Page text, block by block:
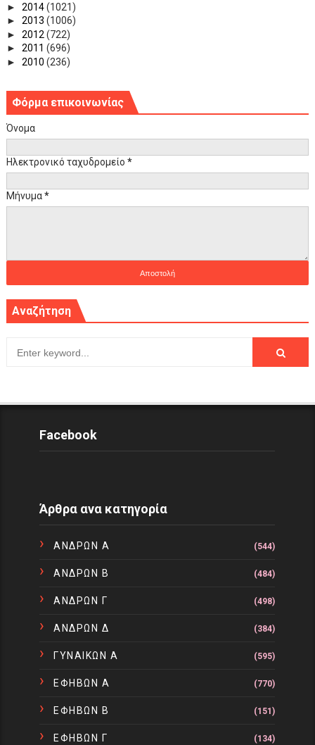
► 2014(1021)
► 2013 (1006)
► 2012 (722)
► 2011 (696)
► 2010 (236)
Φόρμα επικοινωνίας
Όνομα
Ηλεκτρονικό ταχυδρομείο *
Μήνυμα*
Αναζήτηση
Facebook
Άρθρα ανα κατηγορία
ΑΝΔΡΩΝ Α (544)
ΑΝΔΡΩΝ Β (484)
ΑΝΔΡΩΝ Γ (498)
ΑΝΔΡΩΝ Δ (384)
ΓΥΝΑΙΚΩΝ Α (595)
ΕΦΗΒΩΝ Α (770)
ΕΦΗΒΩΝ Β (151)
ΕΦΗΒΩΝ Γ (134)